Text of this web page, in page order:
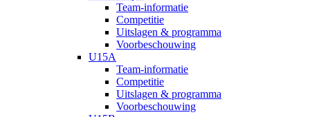
Team-informatie
Competitie
Uitslagen & programma
Voorbeschouwing
U15A
Team-informatie
Competitie
Uitslagen & programma
Voorbeschouwing